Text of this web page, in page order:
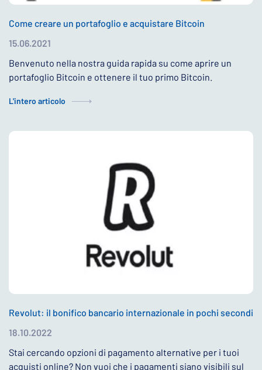
Come creare un portafoglio e acquistare Bitcoin
15.06.2021
Benvenuto nella nostra guida rapida su come aprire un
portafoglio Bitcoin e ottenere il tuo primo Bitcoin.
L'intero articolo
Revolut: il bonifico bancario internazionale in pochi secondi
18.10.2022
Stai cercando opzioni di pagamento alternative per i tuoi
acquisti online? Non vuoi che i pagamenti siano visibili sul